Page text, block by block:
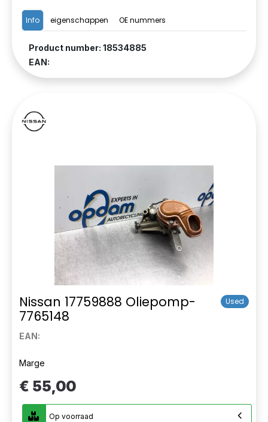
Info eigenschappen OE nummers
Product number: 18534885
EAN:
Nissan 17759888 Oliepomp-
7765148
Used
EAN:
Marge
€ 55,00
Op voorraad